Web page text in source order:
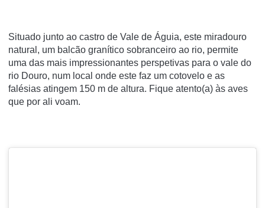
Situado junto ao castro de Vale de Águia, este miradouro
natural, um balcão granítico sobranceiro ao rio, permite
uma das mais impressionantes perspetivas para o vale do
rio Douro, num local onde este faz um cotovelo e as
falésias atingem 150 m de altura. Fique atento(a) às aves
que por ali voam.